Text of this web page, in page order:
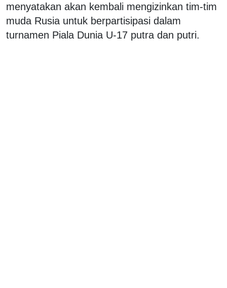
menyatakan akan kembali mengizinkan tim-tim
muda Rusia untuk berpartisipasi dalam
turnamen Piala Dunia U-17 putra dan putri.